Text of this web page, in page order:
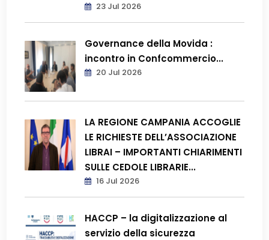
23 Jul 2026
Governance della Movida :
incontro in Confcommercio...
20 Jul 2026
LA REGIONE CAMPANIA ACCOGLIE
LE RICHIESTE DELL’ASSOCIAZIONE
LIBRAI – IMPORTANTI CHIARIMENTI
SULLE CEDOLE LIBRARIE...
16 Jul 2026
HACCP – la digitalizzazione al
servizio della sicurezza